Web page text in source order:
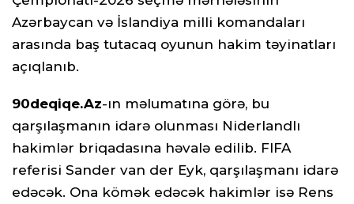
Azərbaycan və İslandiya milli komandaları
arasında baş tutacaq oyunun hakim təyinatları
açıqlanıb.
90deqiqe.Az-ın məlumatına görə, bu
qarşılaşmanın idarə olunması Niderlandlı
hakimlər briqadasına həvalə edilib. FIFA
referisi Sander van der Eyk, qarşılaşmanı idarə
edəcək. Ona kömək edəcək hakimlər isə Rens